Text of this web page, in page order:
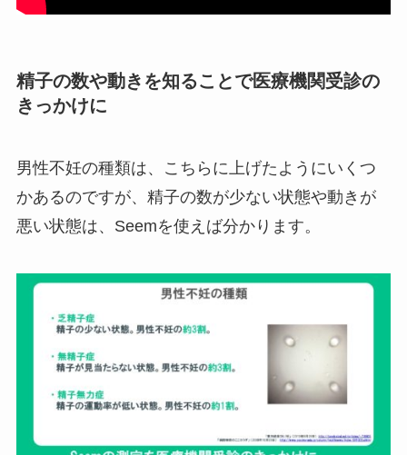
精子の数や動きを知ることで医療機関受診の
きっかけに
男性不妊の種類は、こちらに上げたようにいくつ
かあるのですが、精子の数が少ない状態や動きが
悪い状態は、Seemを使えば分かります。